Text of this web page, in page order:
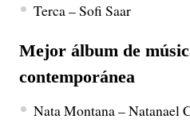
Terca – Sofi Saar
Mejor álbum de
contemporánea
Nata Montana – Natanael